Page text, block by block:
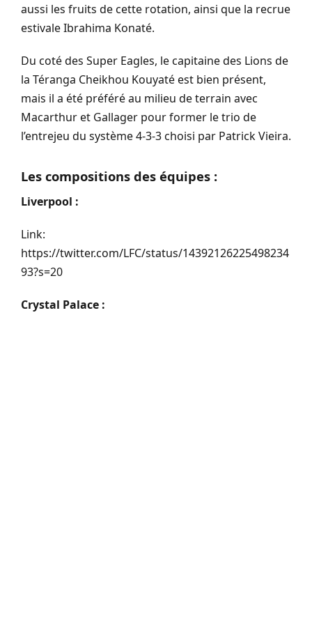
aussi les fruits de cette rotation, ainsi que la recrue
estivale Ibrahima Konaté.
Du coté des Super Eagles, le capitaine des Lions de
la Téranga Cheikhou Kouyaté est bien présent,
mais il a été préféré au milieu de terrain avec
Macarthur et Gallager pour former le trio de
l’entrejeu du système 4-3-3 choisi par Patrick Vieira.
Les compositions des équipes :
Liverpool :
Link:
https://twitter.com/LFC/status/14392126225498234
93?s=20
Crystal Palace :